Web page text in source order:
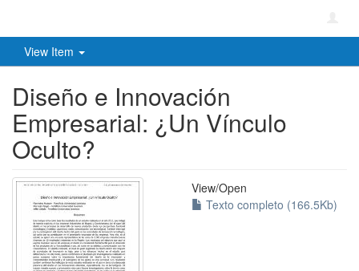
View Item
Diseño e Innovación
Empresarial: ¿Un Vínculo
Oculto?
View/Open
Texto completo (166.5Kb)